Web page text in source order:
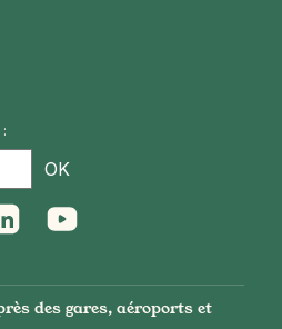
OK
des gares, aéroports et